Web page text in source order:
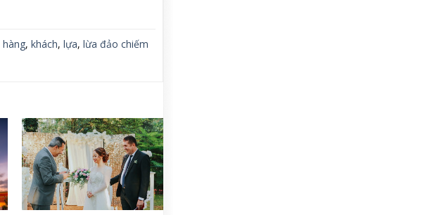
hàng, khách, lựa, lừa đảo chiếm